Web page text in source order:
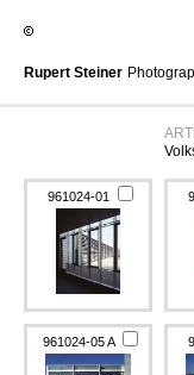
Rupert Steiner
961024-01
961024-05 A